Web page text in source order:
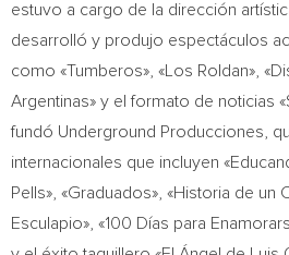
estuvo a cargo de la dirección
desarrolló y produjo espectáculos
como «Tumberos», «Los Roldan»,
Argentinas» y el formato de noticias «
fundó Underground Producciones,
internacionales que incluyen
Pells», «Graduados», «Historia de un
Esculapio», «100 Días para